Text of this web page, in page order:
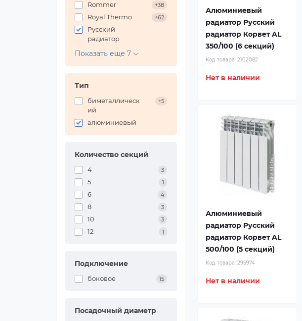
Rommer +38
Royal Thermo +62
Русский
радиатор
Показать еще 7
Тип
биметаллическ
ий
+5
алюминиевый
Количество секций
4 3
5 1
6 4
8 3
10 3
12 1
Подключение
боковое 15
Посадочный диаметр
Алюминиевый
радиатор Русский
радиатор Корвет AL
350/100 (6 секций)
Код товара: 2102082
Нет в наличии
Алюминиевый
радиатор Русский
радиатор Корвет AL
500/100 (5 секций)
Код товара: 295974
Нет в наличии